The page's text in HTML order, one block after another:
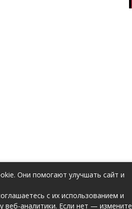
Они помогают улучшать сайт и
с их использованием и
веб-аналитики. Если нет — измените